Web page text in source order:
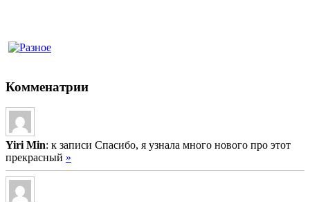
Комменатрии
Yiri Min: к записи Спасибо, я узнала много нового про этот
прекрасный »